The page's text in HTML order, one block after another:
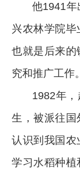
他1941年
兴农林学院毕
也就是后来
究和推广工作。
1982年
生，被派往国
认识到我国农
学习水稻种